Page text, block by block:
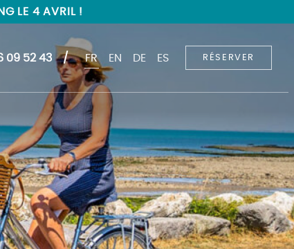
LE 4 AVRIL !
09 52 43 FR EN DE ES RÉSERVER